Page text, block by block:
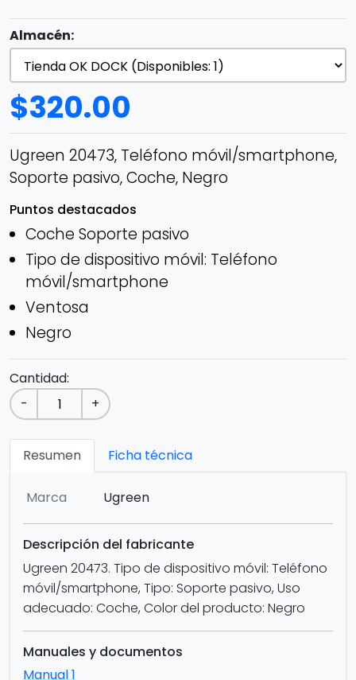
Almacén:
$320.00
Ugreen 20473, Teléfono móvil/smartphone,
Soporte pasivo, Coche, Negro
Puntos destacados
Coche Soporte pasivo
Tipo de dispositivo móvil: Teléfono
móvil/smartphone
Ventosa
Negro
Cantidad:
-
+
Resumen Ficha técnica
Marca Ugreen
Descripción del fabricante
Ugreen 20473. Tipo de dispositivo móvil: Teléfono
móvil/smartphone, Tipo: Soporte pasivo, Uso
adecuado: Coche, Color del producto: Negro
Manuales y documentos
Manual 1